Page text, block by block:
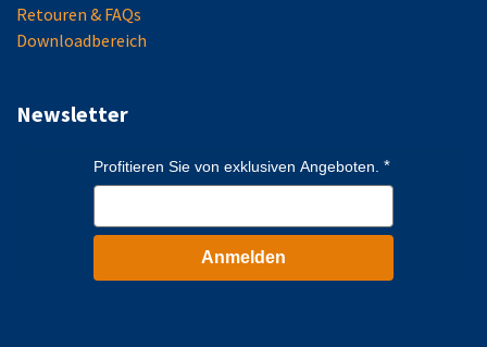
Retouren & FAQs
Downloadbereich
Newsletter
Profitieren Sie von exklusiven Angeboten.
Anmelden